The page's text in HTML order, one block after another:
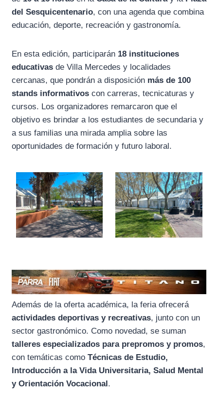
o
k
m
p
p
del Sesquicentenario, con una agenda que combina
educación, deporte, recreación y gastronomía.
En esta edición, participarán 18 instituciones
educativas de Villa Mercedes y localidades
cercanas, que pondrán a disposición más de 100
stands informativos con carreras, tecnicaturas y
cursos. Los organizadores remarcaron que el
objetivo es brindar a los estudiantes de secundaria y
a sus familias una mirada amplia sobre las
oportunidades de formación y futuro laboral.
Además de la oferta académica, la feria ofrecerá
actividades deportivas y recreativas, junto con un
sector gastronómico. Como novedad, se suman
talleres especializados para prepromos y promos,
con temáticas como Técnicas de Estudio,
Introducción a la Vida Universitaria, Salud Mental
y Orientación Vocacional.